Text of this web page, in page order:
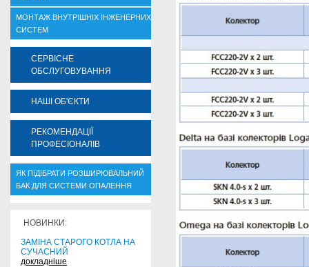
МОНТАЖ ВНУТРІШНІХ ІНЖЕНЕРНИХ
СИСТЕМ
СЕРВІСНЕ
ОБСЛУГОВУВАННЯ
НАШІ ОБ'ЄКТИ
РЕКОМЕНДАЦІЇ
ПРОФЕСІОНАЛІВ
ЯК ПІДІБРАТИ РОЗШИРЮВАЛЬНИЙ
БАК ДЛЯ СИСТЕМИ ОПАЛЕННЯ
НОВИНКИ:
ЗАМІНА СТАРОГО КОТЛА НА
СУЧАСНИЙ
докладніше